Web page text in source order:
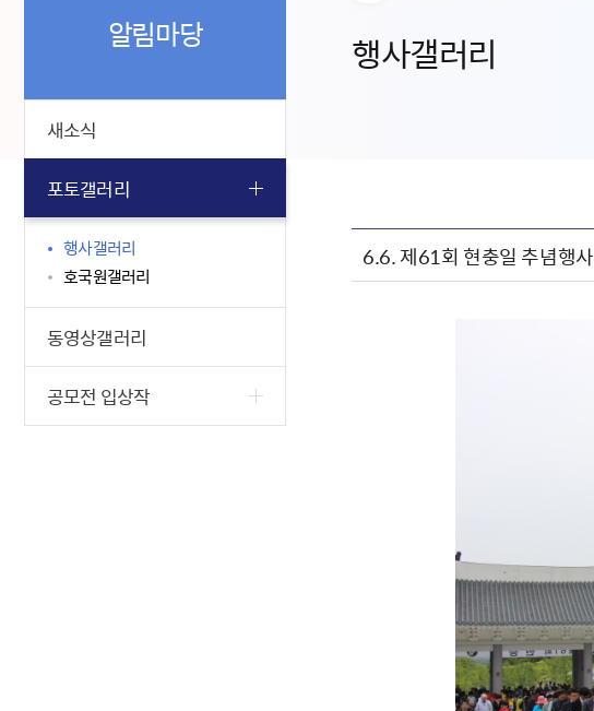
행사갤러리
알림마당
새소식
포토갤러리
행사갤러리
호국원갤러리
동영상갤러리
공모전 입상작
6.6. 제61회 현충일 추념행사